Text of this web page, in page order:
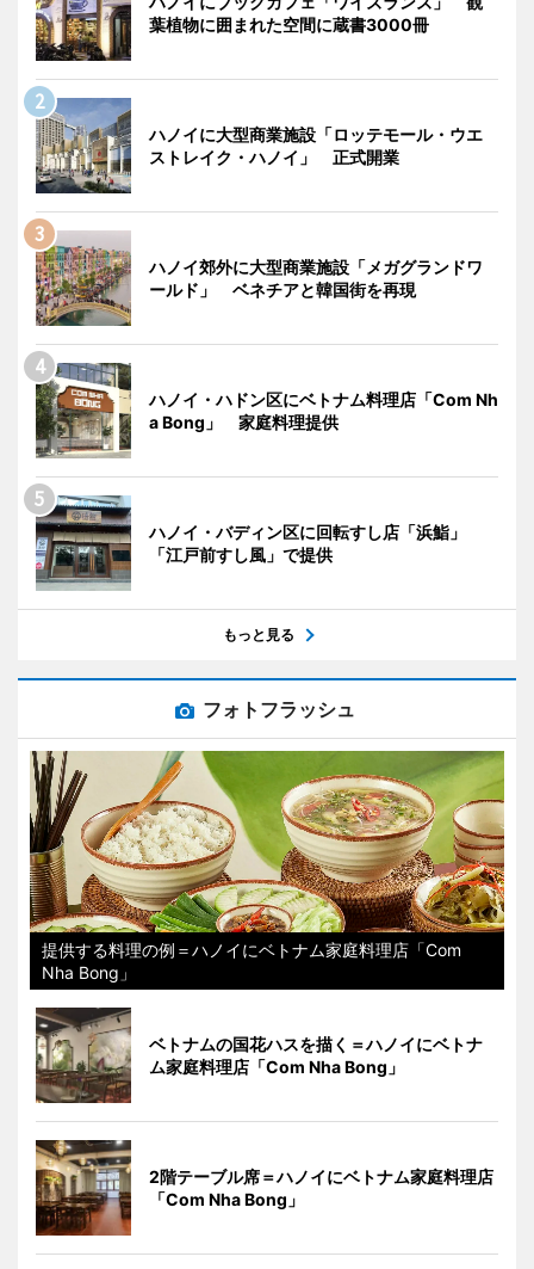
葉植物に囲まれた空間に蔵書3000冊
ハノイに大型商業施設「ロッテモール・ウエ
ストレイク・ハノイ」 正式開業
ハノイ郊外に大型商業施設「メガグランドワ
ールド」 ベネチアと韓国街を再現
ハノイ・ハドン区にベトナム料理店「Com Nh
a Bong」 家庭料理提供
ハノイ・バディン区に回転すし店「浜鮨」
「江戸前すし風」で提供
もっと見る
フォトフラッシュ
提供する料理の例＝ハノイにベトナム家庭料理店「Com
Nha Bong」
ベトナムの国花ハスを描く＝ハノイにベトナ
ム家庭料理店「Com Nha Bong」
2階テーブル席＝ハノイにベトナム家庭料理店
「Com Nha Bong」